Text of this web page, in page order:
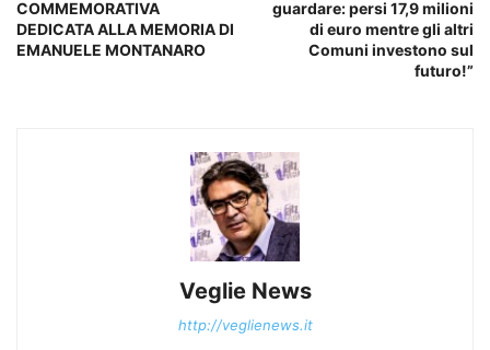
COMMEMORATIVA
DEDICATA ALLA MEMORIA DI
EMANUELE MONTANARO
guardare: persi 17,9 milioni
di euro mentre gli altri
Comuni investono sul
futuro!”
Veglie News
http://veglienews.it